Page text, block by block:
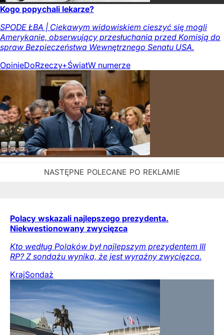
Kogo popychali lekarze?
SPODE ŁBA | Ciekawym widowiskiem cieszyć się mogli
Amerykanie, obserwujący przesłuchania przed Komisją do
spraw Bezpieczeństwa Wewnętrznego Senatu USA.
OpinieDoRzeczy+ŚwiatW numerze
Polacy wskazali najlepszego prezydenta.
Niekwestionowany zwycięzca
Kto według Polaków był najlepszym prezydentem III
RP? Z sondażu wynika, że jest wyraźny zwycięzca.
KrajSondaż